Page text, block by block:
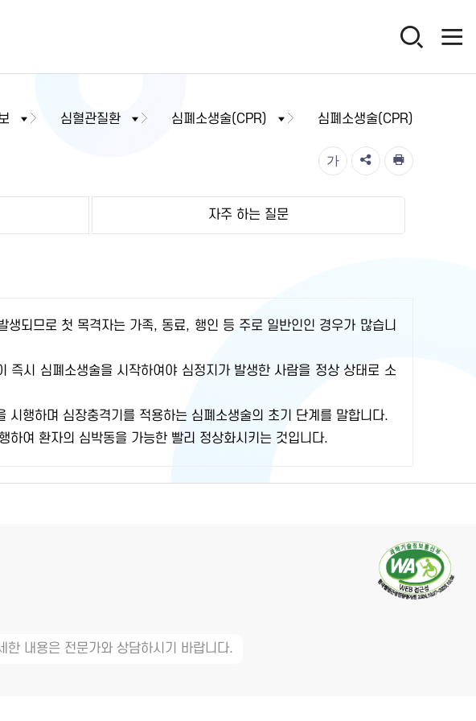
심혈관질환 심폐소생술(CPR) 심폐소생술(CPR)
가
자주 하는 질문
되므로 첫 목격자는 가족, 동료, 행인 등 주로 일반인인 경우가 많습니
시 심폐소생술을 시작하여야 심정지가 발생한 사람을 정상 상태로 소
행하며 심장충격기를 적용하는 심폐소생술의 초기 단계를 말합니다.
여 환자의 심박동을 가능한 빨리 정상화시키는 것입니다.
내용은 전문가와 상담하시기 바랍니다.